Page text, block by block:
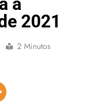
2021
2 Minutos